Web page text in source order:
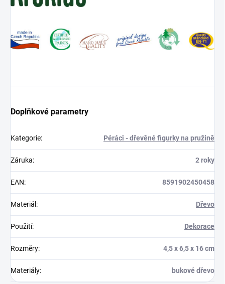
Doplňkové parametry
Kategorie: Péráci - dřevěné figurky na pružině
Záruka: 2 roky
EAN: 8591902450458
Materiál : Dřevo
Použití: Dekorace
Rozměry: 4,5 x 6,5 x 16 cm
Materiály: bukové dřevo